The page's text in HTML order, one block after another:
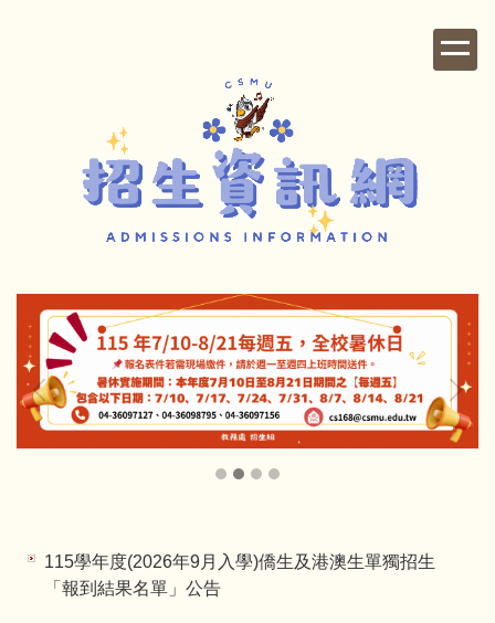
115學年度(2026年9月入學)僑生及港澳生單獨招生
「報到結果名單」公告